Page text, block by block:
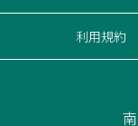
利用規約